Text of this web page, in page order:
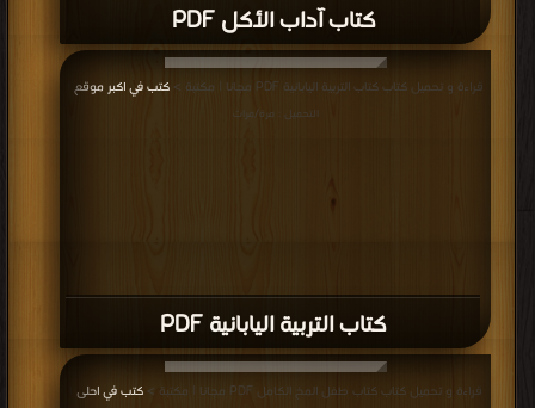
كتاب آداب الأكل PDF
كتاب التربية اليابانية PDF
قراءة و تحميل كتاب كتاب التربية اليابانية PDF مجانا | مكتبة > كتب في اكبر موقع
التحميل : مرة/مرات
قراءة و تحميل كتاب كتاب طفل المخ الكامل PDF مجانا | مكتبة > كتب في احلى